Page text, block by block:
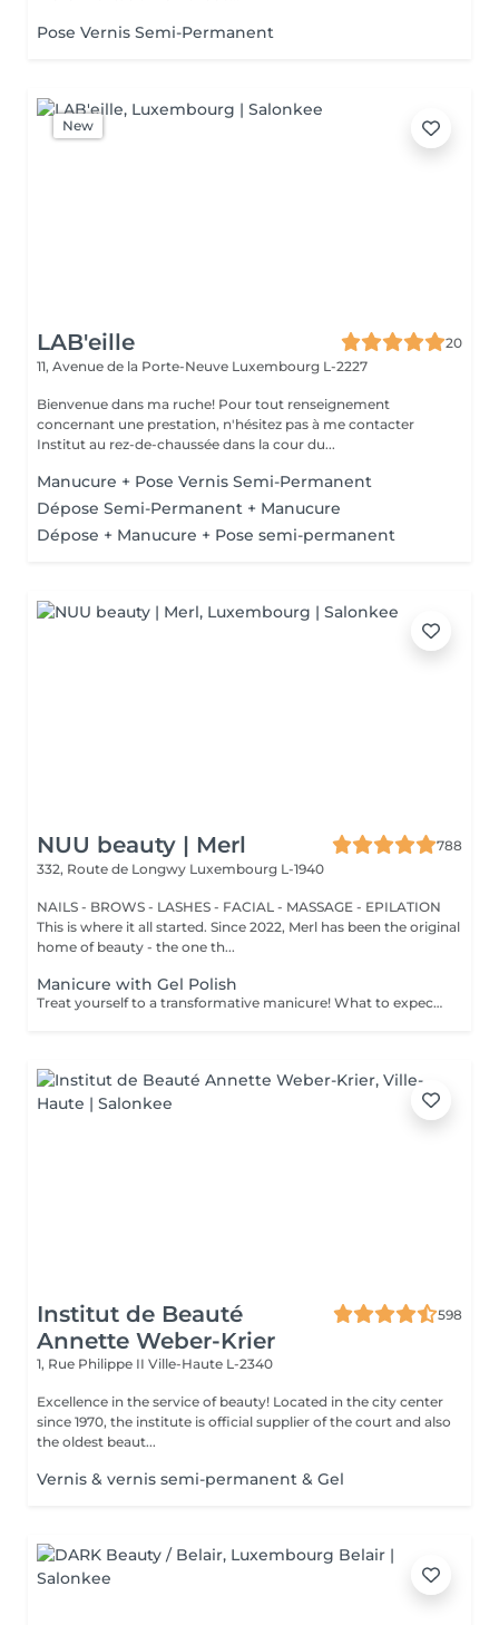
Pose Vernis Semi-Permanent
New
LAB'eille
20
11, Avenue de la Porte-Neuve Luxembourg L-2227
Bienvenue dans ma ruche! Pour tout renseignement
concernant une prestation, n'hésitez pas à me contacter
Institut au rez-de-chaussée dans la cour du...
Manucure + Pose Vernis Semi-Permanent
Dépose Semi-Permanent + Manucure
Dépose + Manucure + Pose semi-permanent
NUU beauty | Merl
788
332, Route de Longwy Luxembourg L-1940
NAILS - BROWS - LASHES - FACIAL - MASSAGE - EPILATION
This is where it all started. Since 2022, Merl has been the original
home of beauty - the one th...
Manicure with Gel Polish
Treat yourself to a transformative manicure! What to expect: - old polish is removed as a bonus - rough skin is removed - nails are shaped - cuticles and side ridges are polished - reinforcement is performed if chosen - semi-permanent polish is applied - cuticle oil and hand cream are applied Age: 16+ Frequency: every 3 weeks for best results. *Removal of old semi-permanent polish is included with the manicure. If you want a separate removal appointment, we charge €20 for the careful process that protects your nails. For the manicure, we leave a thin layer of old polish under the new layer to enhance the durability of the semi-permanent polish. *Please note that if semipermanent nail polish without manicure is chosen, rough skin, cuticle and side ridges won't be removed.
Institut de Beauté
Annette Weber-Krier
598
1, Rue Philippe II Ville-Haute L-2340
Excellence in the service of beauty! Located in the city center
since 1970, the institute is official supplier of the court and also
the oldest beaut...
Vernis & vernis semi-permanent & Gel